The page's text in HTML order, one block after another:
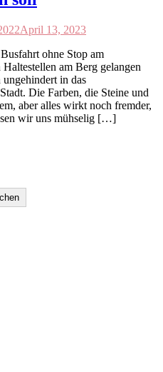
April 13, 2023
ohne Stop am
am Berg gelangen
ungehindert in das
Die Farben, die Steine und
aber alles wirkt noch fremder,
wir uns mühselig […]